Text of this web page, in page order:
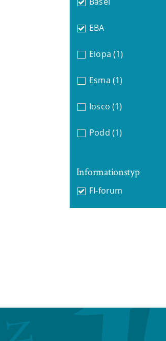
EBA
Eiopa (1)
Esma (1)
Iosco (1)
Podd (1)
Informationstyp
FI-forum